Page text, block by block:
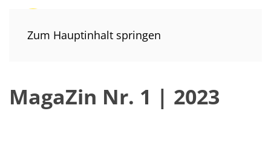
Zum Hauptinhalt springen
MagaZin Nr. 1 | 2023